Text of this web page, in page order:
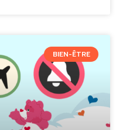
BIEN-ÊTRE